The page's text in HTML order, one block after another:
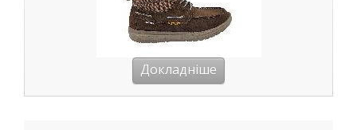
Докладніше